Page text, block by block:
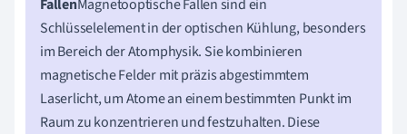
FallenMagnetooptische Fallen sind ein
Schlüsselelement in der optischen Kühlung, besonders
im Bereich der Atomphysik. Sie kombinieren
magnetische Felder mit präzis abgestimmtem
Laserlicht, um Atome an einem bestimmten Punkt im
Raum zu konzentrieren und festzuhalten. Diese